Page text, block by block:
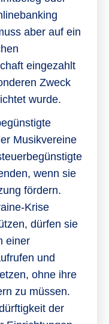
aber auf ein
eingezahlt
Zweck
wurde.
Musikvereine
wenn sie
fördern.
Krise
dürfen sie
einer
und
ohne ihre
zu müssen.
der